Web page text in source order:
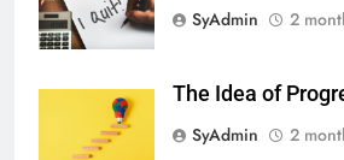
SyAdmin
2
The Idea of
SyAdmin
2